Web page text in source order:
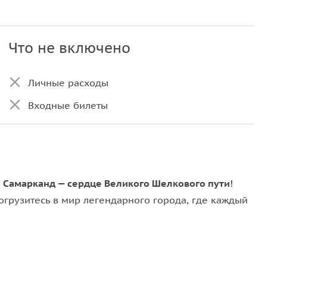
Что не включено
Личные расходы
Входные билеты
— сердце Великого Шелкового пути!
в мир легендарного города, где каждый
называли главные площади в городах